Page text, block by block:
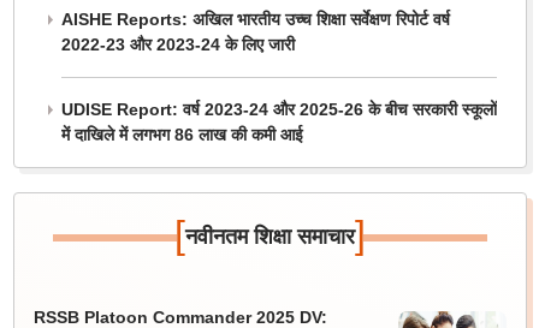
AISHE Reports: अखिल भारतीय उच्च शिक्षा सर्वेक्षण रिपोर्ट वर्ष
2022-23 और 2023-24 के लिए जारी
UDISE Report: वर्ष 2023-24 और 2025-26 के बीच सरकारी स्कूलों
में दाखिले में लगभग 86 लाख की कमी आई
[नवीनतम शिक्षा समाचार]
RSSB Platoon Commander 2025 DV: